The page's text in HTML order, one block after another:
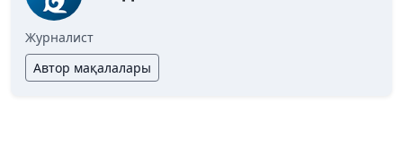
Журналист
Автор мақалалары